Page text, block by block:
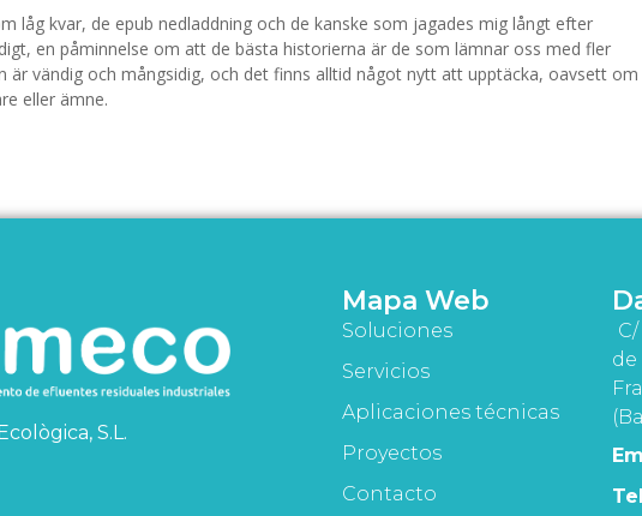
låg kvar, de epub nedladdning och de kanske som jagades mig långt efter
en påminnelse om att de bästa historierna är de som lämnar oss med fler
är vändig och mångsidig, och det finns alltid något nytt att upptäcka, oavsett om
eller ämne.
S.L.
Mapa Web
Soluciones
Servicios
Aplicaciones técnicas
Proyectos
Contacto
de